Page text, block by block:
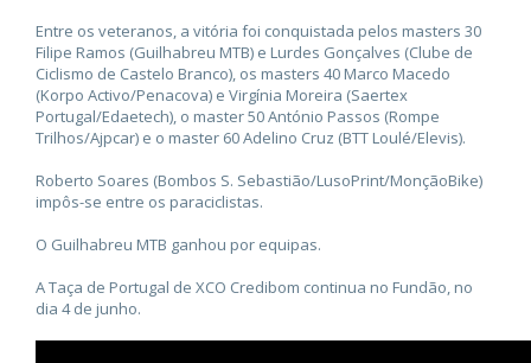
Entre os veteranos, a vitória foi conquistada pelos masters 30
Filipe Ramos (Guilhabreu MTB) e Lurdes Gonçalves (Clube de
Ciclismo de Castelo Branco), os masters 40 Marco Macedo
(Korpo Activo/Penacova) e Virgínia Moreira (Saertex
Portugal/Edaetech), o master 50 António Passos (Rompe
Trilhos/Ajpcar) e o master 60 Adelino Cruz (BTT Loulé/Elevis).
Roberto Soares (Bombos S. Sebastião/LusoPrint/MonçãoBike)
impôs-se entre os paraciclistas.
O Guilhabreu MTB ganhou por equipas.
A Taça de Portugal de XCO Credibom continua no Fundão, no
dia 4 de junho.